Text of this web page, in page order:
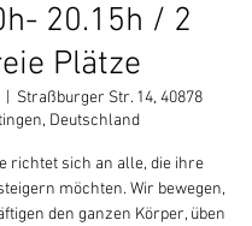
20.15h / 2
Plätze
Straßburger Str. 14, 40878
Deutschland
richtet sich an alle, die ihre
möchten. Wir bewegen,
den ganzen Körper, üben